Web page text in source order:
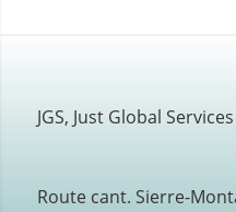
JGS, Just Global
Route cant. Sierre-